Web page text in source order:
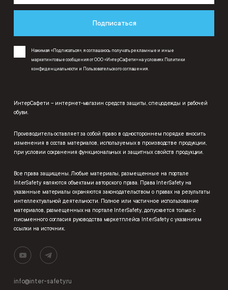
Подписаться
Нажимая «Подписаться», я соглашаюсь получать рекламные и иные
маркетинговые сообщения от ООО «ИнтерСафети» на условиях Политики
конфиденциальности и Пользовательского соглашения
ИнтерСафети – интернет-магазин средств защиты, спецодежды и рабочей
обуви.
Производитель оставляет за собой право в одностороннем порядке вносить
изменения в состав материалов, используемых в производстве продукции,
при условии сохранения функциональных и защитных свойств продукции.
Все права защищены. Любые материалы, размещенные на портале
InterSafety являются объектами авторского права. Права InterSafety на
указанные материалы охраняются законодательством о правах на результаты
интеллектуальной деятельности. Полное или частичное использование
материалов, размещенных на портале InterSafety, допускается только с
письменного согласия руководства маркетплейса InterSafety с указанием
ссылки на источник.
info@inter-safety.ru